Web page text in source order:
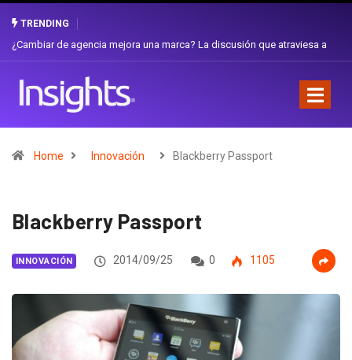
TRENDING
Gabriela Herrera y el arte de cambiarse el sombrero en Corporación
Home Innovación Blackberry Passport
Blackberry Passport
INNOVACIÓN 2014/09/25 0 1105